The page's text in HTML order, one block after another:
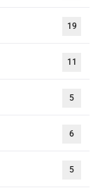
19
11
5
6
5